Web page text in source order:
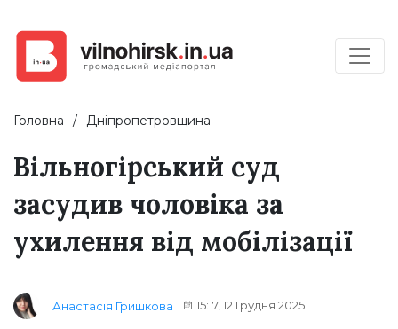
Головна Дніпропетровщина
Вільногірський суд
засудив чоловіка за
ухилення від мобілізації
Анастасія Гришкова 15:17, 12 Грудня 2025